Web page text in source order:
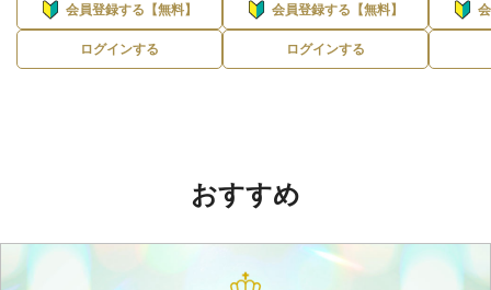
会員登録する【無料】
ログインする
会員登録する【無料】
ログインする
おすすめ